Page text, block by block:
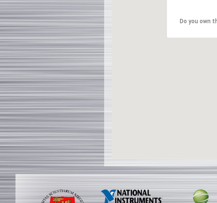
Do you own